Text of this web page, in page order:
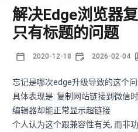
解决Edge浏览器
只有标题的问题
2020-12-18 2026-02-04
忘记是哪次edge升级导致的这个
具体表现是: 复制网站链接到微信
编辑器却能正常显示超链接
个人认为这个跟兼容性有关, 而非